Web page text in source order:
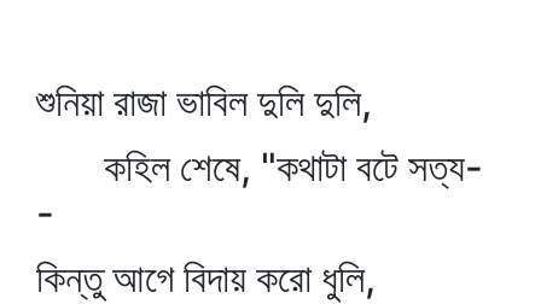
শুনিয়া রাজা ভাবিল দুলি দুলি,
কহিল শেষে, "কথাটা বটে সত্য-
-
কিন্তু আগে বিদায় করো ধুলি,